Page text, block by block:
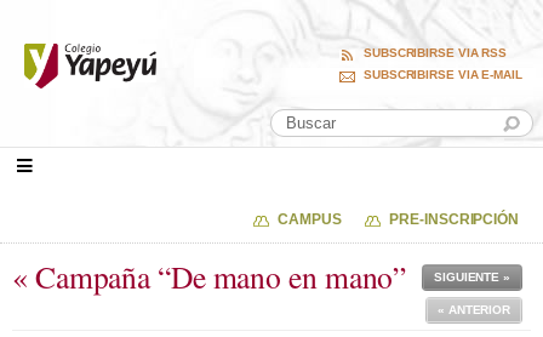
SUBSCRIBIRSE VIA RSS
SUBSCRIBIRSE VIA E-MAIL
CAMPUS PRE-INSCRIPCIÓN
« Campaña “De mano en mano” SIGUIENTE »
« ANTERIOR